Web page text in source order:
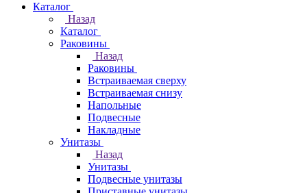
Каталог
Назад
Каталог
Раковины
Назад
Раковины
Встраиваемая сверху
Встраиваемая снизу
Напольные
Подвесные
Накладные
Унитазы
Назад
Унитазы
Подвесные унитазы